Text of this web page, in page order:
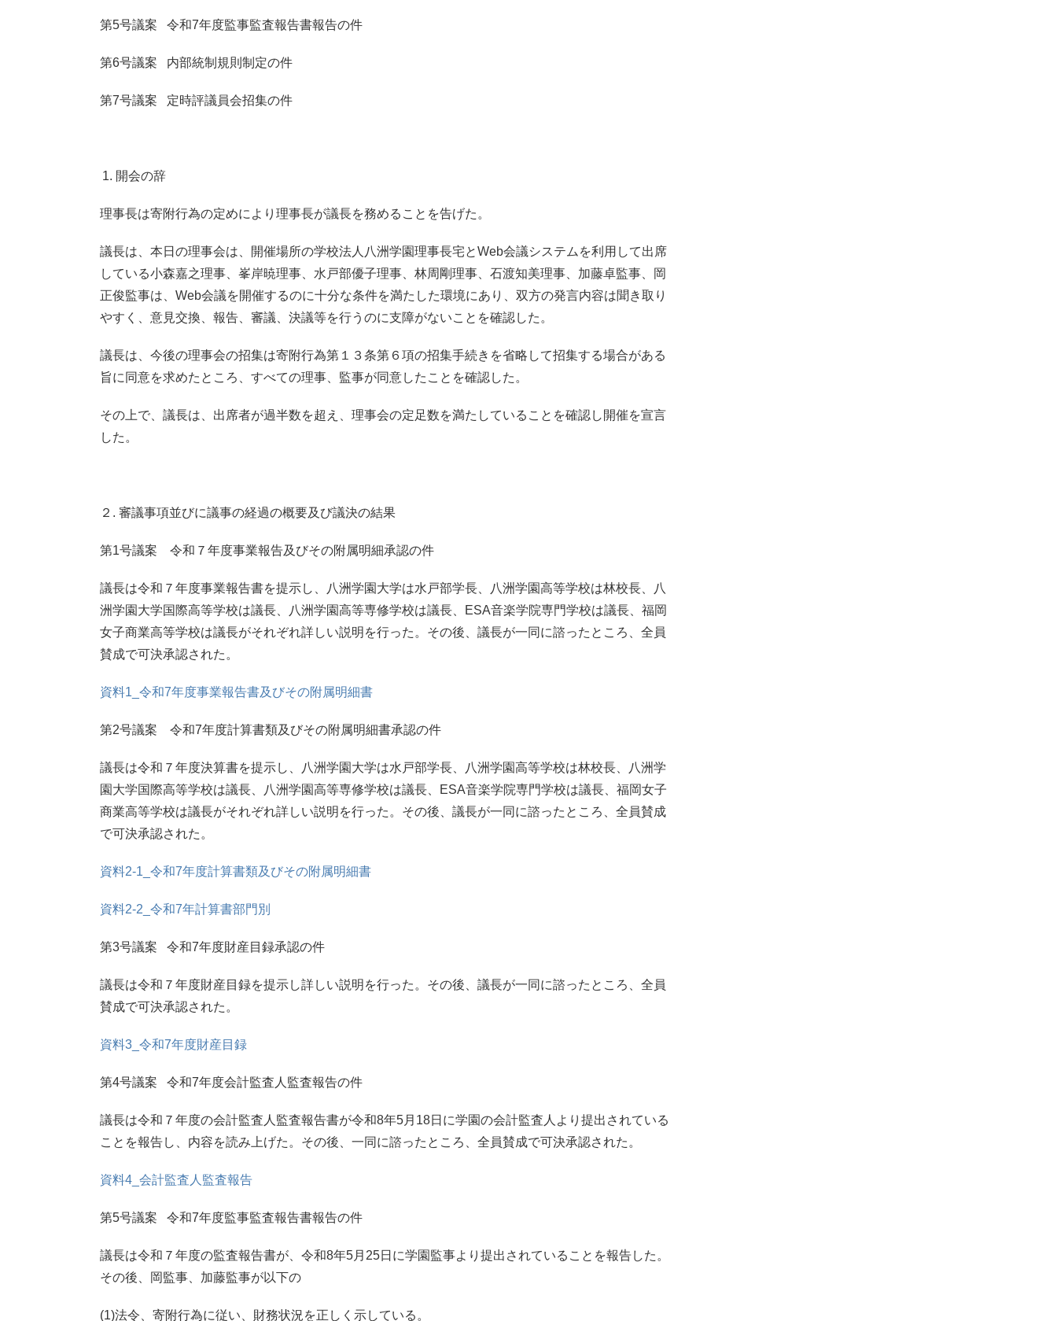
第5号議案 令和7年度監事監査報告書報告の件
第6号議案 内部統制規則制定の件
第7号議案 定時評議員会招集の件
開会の辞
理事長は寄附行為の定めにより理事長が議長を務めることを告げた。
議長は、本日の理事会は、開催場所の学校法人八洲学園理事長宅とWeb会議システムを利用して出席
している小森嘉之理事、峯岸暁理事、水戸部優子理事、林周剛理事、石渡知美理事、加藤卓監事、岡
正俊監事は、Web会議を開催するのに十分な条件を満たした環境にあり、双方の発言内容は聞き取り
やすく、意見交換、報告、審議、決議等を行うのに支障がないことを確認した。
議長は、今後の理事会の招集は寄附行為第１３条第６項の招集手続きを省略して招集する場合がある
旨に同意を求めたところ、すべての理事、監事が同意したことを確認した。
その上で、議長は、出席者が過半数を超え、理事会の定足数を満たしていることを確認し開催を宣言
した。
２. 審議事項並びに議事の経過の概要及び議決の結果
第1号議案 令和７年度事業報告及びその附属明細承認の件
議長は令和７年度事業報告書を提示し、八洲学園大学は水戸部学長、八洲学園高等学校は林校長、八
洲学園大学国際高等学校は議長、八洲学園高等専修学校は議長、ESA音楽学院専門学校は議長、福岡
女子商業高等学校は議長がそれぞれ詳しい説明を行った。その後、議長が一同に諮ったところ、全員
賛成で可決承認された。
資料1_令和7年度事業報告書及びその附属明細書
第2号議案 令和7年度計算書類及びその附属明細書承認の件
議長は令和７年度決算書を提示し、八洲学園大学は水戸部学長、八洲学園高等学校は林校長、八洲学
園大学国際高等学校は議長、八洲学園高等専修学校は議長、ESA音楽学院専門学校は議長、福岡女子
商業高等学校は議長がそれぞれ詳しい説明を行った。その後、議長が一同に諮ったところ、全員賛成
で可決承認された。
資料2-1_令和7年度計算書類及びその附属明細書
資料2-2_令和7年計算書部門別
第3号議案 令和7年度財産目録承認の件
議長は令和７年度財産目録を提示し詳しい説明を行った。その後、議長が一同に諮ったところ、全員
賛成で可決承認された。
資料3_令和7年度財産目録
第4号議案 令和7年度会計監査人監査報告の件
議長は令和７年度の会計監査人監査報告書が令和8年5月18日に学園の会計監査人より提出されている
ことを報告し、内容を読み上げた。その後、一同に諮ったところ、全員賛成で可決承認された。
資料4_会計監査人監査報告
第5号議案 令和7年度監事監査報告書報告の件
議長は令和７年度の監査報告書が、令和8年5月25日に学園監事より提出されていることを報告した。
その後、岡監事、加藤監事が以下の
(1)法令、寄附行為に従い、財務状況を正しく示している。